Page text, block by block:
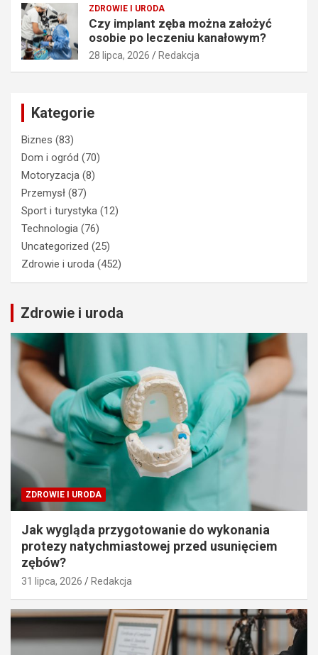
ZDROWIE I URODA
Czy implant zęba można założyć
osobie po leczeniu kanałowym?
28 lipca, 2026 Redakcja
Kategorie
Biznes (83)
Dom i ogród (70)
Motoryzacja (8)
Przemysł (87)
Sport i turystyka (12)
Technologia (76)
Uncategorized (25)
Zdrowie i uroda (452)
Zdrowie i uroda
ZDROWIE I URODA
Jak wygląda przygotowanie do wykonania
protezy natychmiastowej przed usunięciem
zębów?
31 lipca, 2026 Redakcja